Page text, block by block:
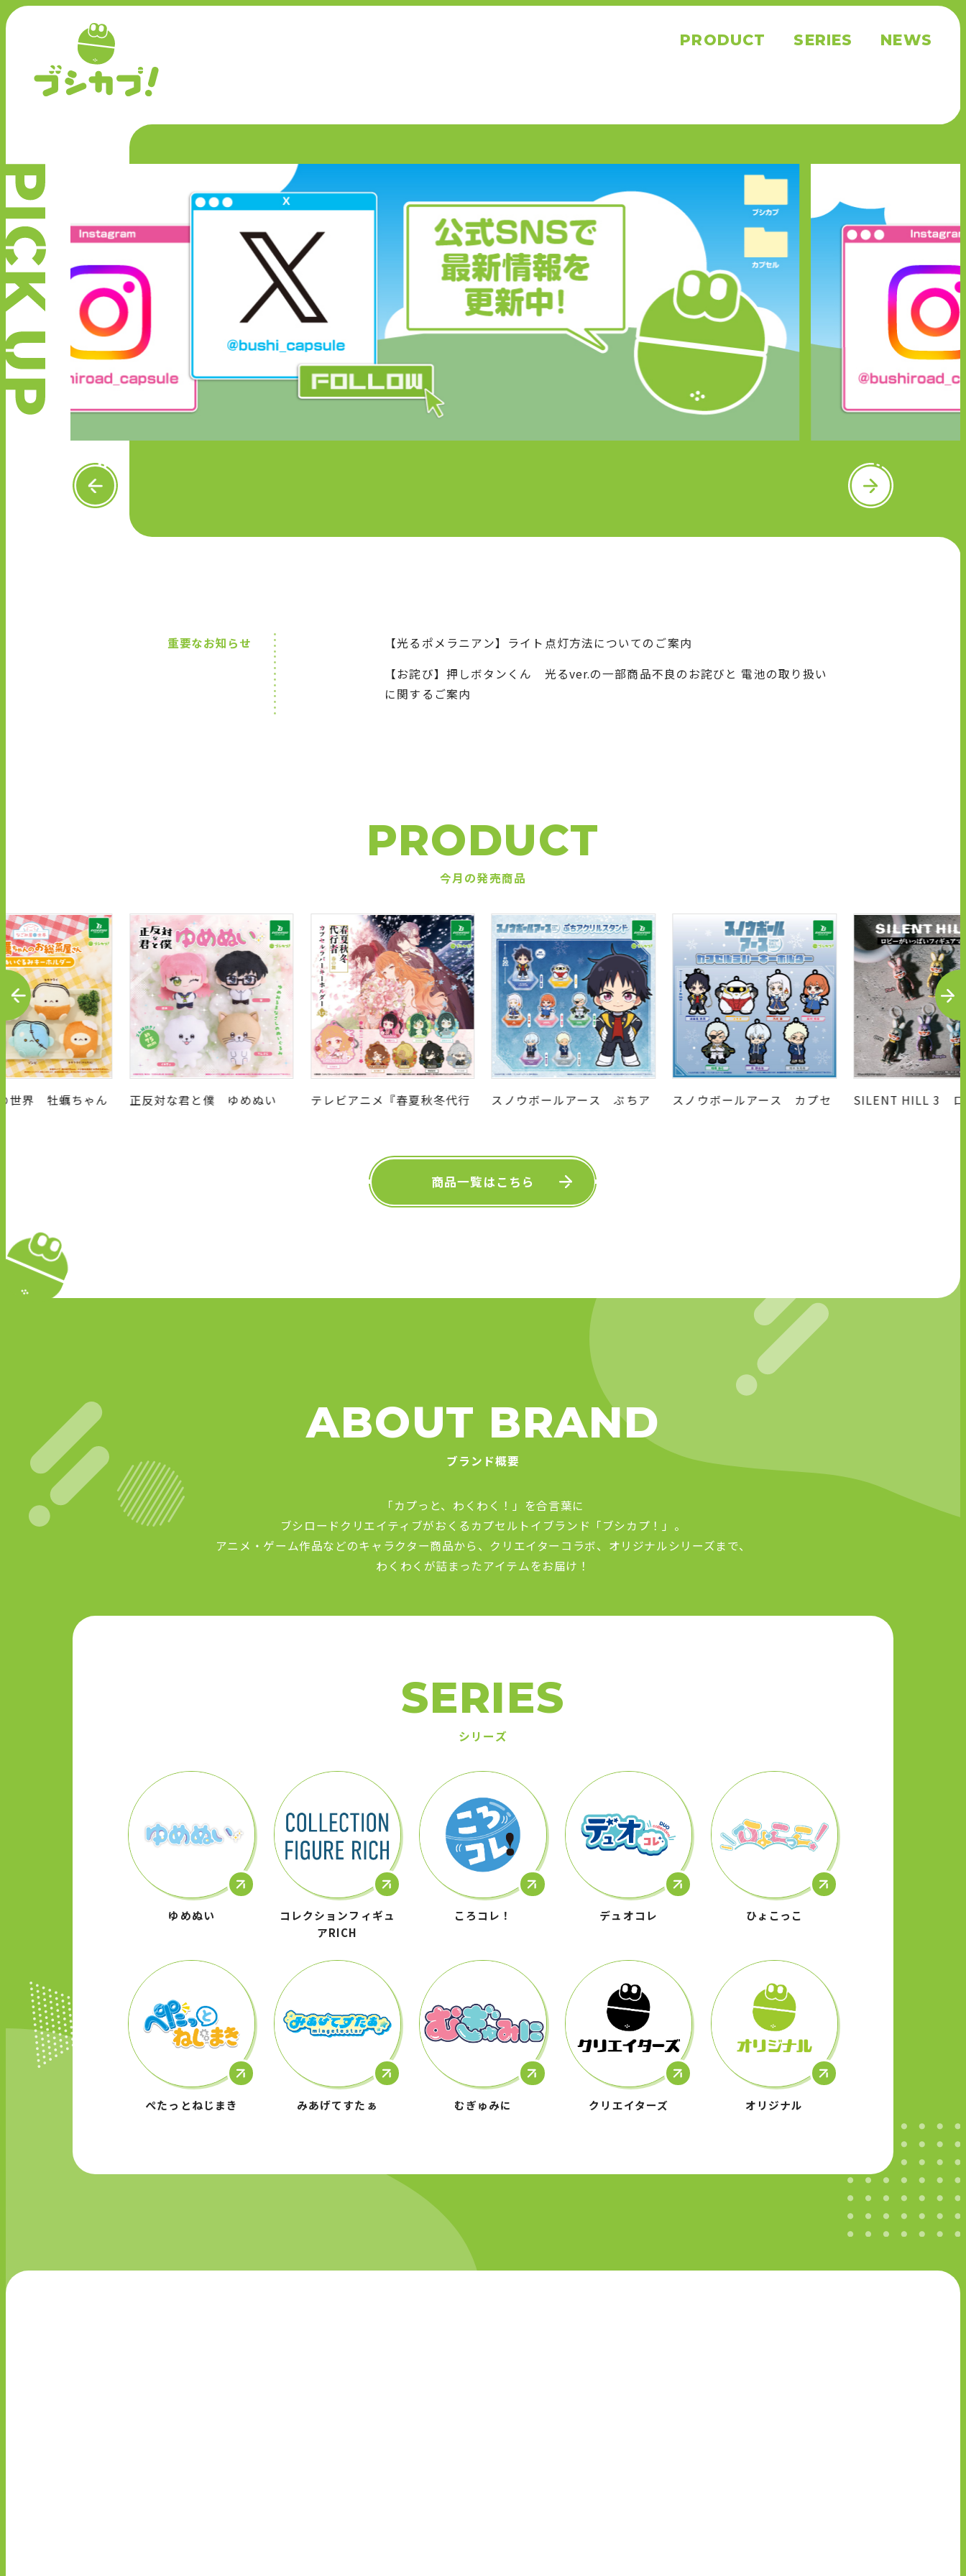
PRODUCT SERIES NEWS
P
K
U
P
P
N
x
重要なお知らせ
【光るポメラニアン】ライト点灯方法についてのご案内
【お詫び】押しボタンくん 光るver.の一部商品不良のお詫びと 電池の取り扱い
に関するご案内
PRODUCT
今月の発売商品
世界 牡蠣ちゃん
正反対な君と僕 ゆめぬい
テレビアニメ『春夏秋冬代行
スノウボールアース ぷちア
スノウボールアース カプセ
SILENT HILL 3 ロ
P
R
E
V
N
E
X
T
商品一覧はこちら
ABOUT BRAND
ブランド概要
「カプっと、わくわく！」を合言葉に
ブシロードクリエイティブがおくる カプセルトイブランド「ブシカプ！」。
アニメ・ゲーム作品などのキャラクター商品から、 クリエイターコラボ、オリジナルシリーズまで、
わくわくが詰まったアイテムをお届け！
SERIES
シリーズ
ゆめぬい
コレクションフィギュ
アRICH
ころコレ！ デュオコレ ひょこっこ
ぺたっとねじまき みあげてすたぁ むぎゅみに クリエイターズ オリジナル